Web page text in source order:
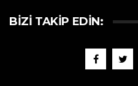
BIZI TAKIP EDIN: